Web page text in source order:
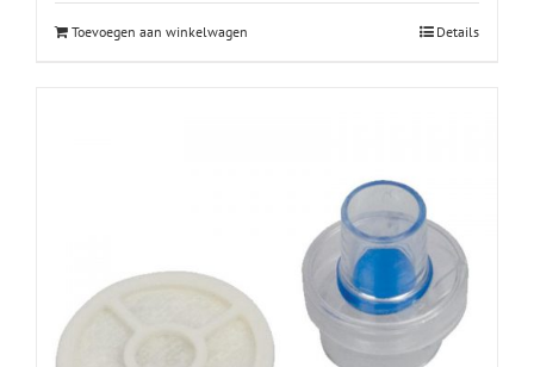
Toevoegen aan winkelwagen Details